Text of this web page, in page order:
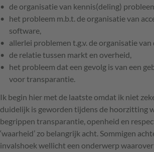
de organisatie van kennis(deling)
het probleem m.b.t. de organisatie van
software,
allerlei problemen t.g.v. de organisatie van
de relatie tussen markt en overheid,
het probleem dat een gevolg is van een
voor transparantie.
Ik begin hier met de laatste omdat ik niet
duidelijk is geworden tijdens de hoorzitting
begrippen transparantie, openheid en
‘waarheid’ zo belangrijk acht. Sommigen
invalshoek wellicht een onderwerp